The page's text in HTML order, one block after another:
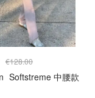
€128.00
Softstreme 中腰款